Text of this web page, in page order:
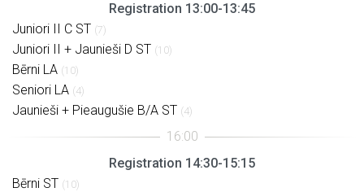
Registration 13:00-13:45
Juniori II C ST (7)
Juniori II + Jaunieši D ST (10)
Bērni LA (10)
Seniori LA (4)
Jaunieši + Pieaugušie B/A ST (4)
Registration 14:30-15:15
Bērni ST (10)